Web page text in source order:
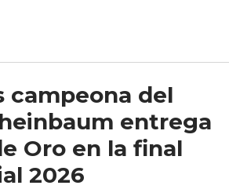
campeona del
entrega
Oro en la final
2026